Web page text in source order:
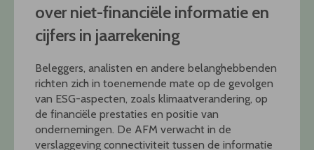
over niet-financiële informatie en
cijfers in jaarrekening
Beleggers, analisten en andere belanghebbenden
richten zich in toenemende mate op de gevolgen
van ESG-aspecten, zoals klimaatverandering, op
de financiële prestaties en positie van
ondernemingen. De AFM verwacht in de
verslaggeving connectiviteit tussen de informatie